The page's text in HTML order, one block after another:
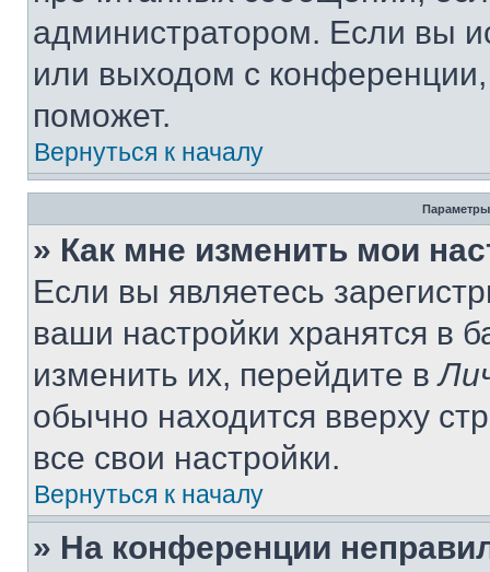
администратором. Если вы
или выходом с
поможет.
Вернуться к началу
Параметры
» Как мне изменить мои
Если вы являетесь
ваши настройки хранятся в
изменить их, перейдите в
обычно находится вверху
все свои настройки.
Вернуться к началу
» На конференции